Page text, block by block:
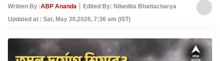
Written By :ABP Ananda
Edited By: Nibedita Bhattacharya
Updated at : Sat, May 30,2026, 7:36 am (IST)